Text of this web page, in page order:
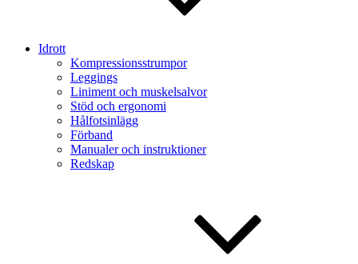
Idrott
Kompressionsstrumpor
Leggings
Liniment och muskelsalvor
Stöd och ergonomi
Hålfotsinlägg
Förband
Manualer och instruktioner
Redskap